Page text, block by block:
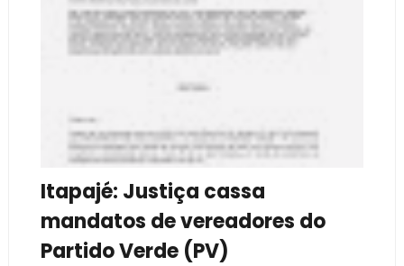
Itapajé: Justiça cassa
mandatos de vereadores do
Partido Verde (PV)